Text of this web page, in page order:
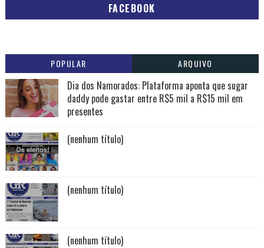
FACEBOOK
POPULAR ARQUIVO
Dia dos Namorados: Plataforma aponta que sugar
daddy pode gastar entre R$5 mil a R$15 mil em
presentes
(nenhum título)
(nenhum título)
(nenhum título)